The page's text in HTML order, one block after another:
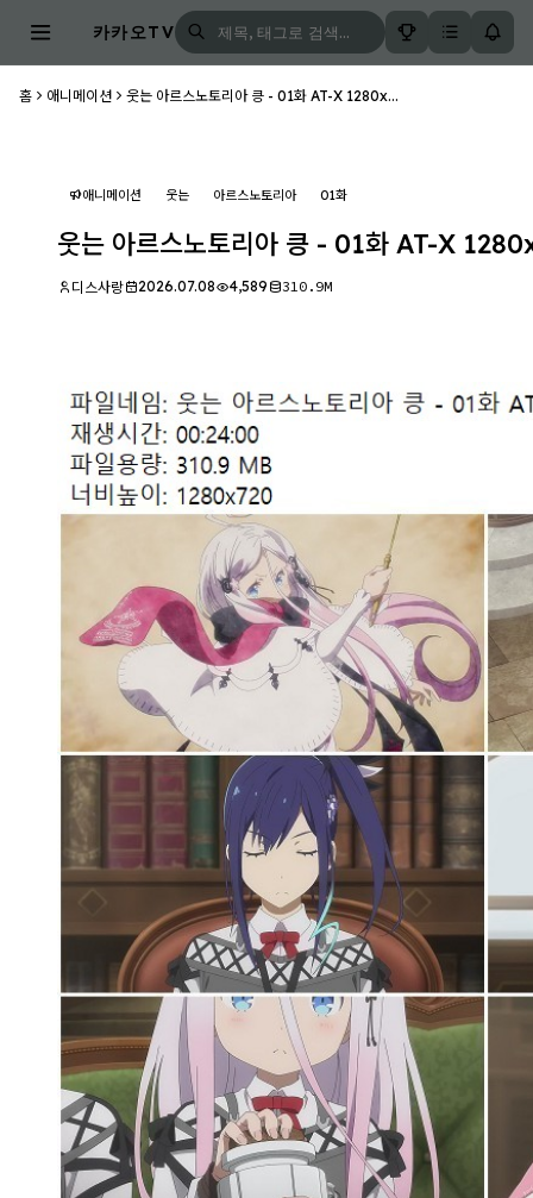
카카오TV
홈 애니메이션 웃는 아르스노토리아 킁 - 01화 AT-X 1280x...
애니메이션 웃는 아르스노토리아 01화
웃는 아르스노토리아 킁 - 01화 AT-X
디스사랑 2026.07.08 4,589 310.9M